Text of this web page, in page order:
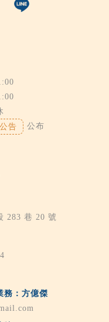
告 公布
283 巷 20 號
務：方億傑